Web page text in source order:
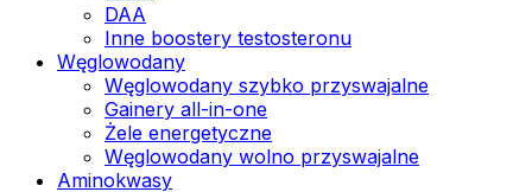
DAA
Inne boostery testosteronu
Węglowodany
Węglowodany szybko przyswajalne
Gainery all-in-one
Żele energetyczne
Węglowodany wolno przyswajalne
Aminokwasy